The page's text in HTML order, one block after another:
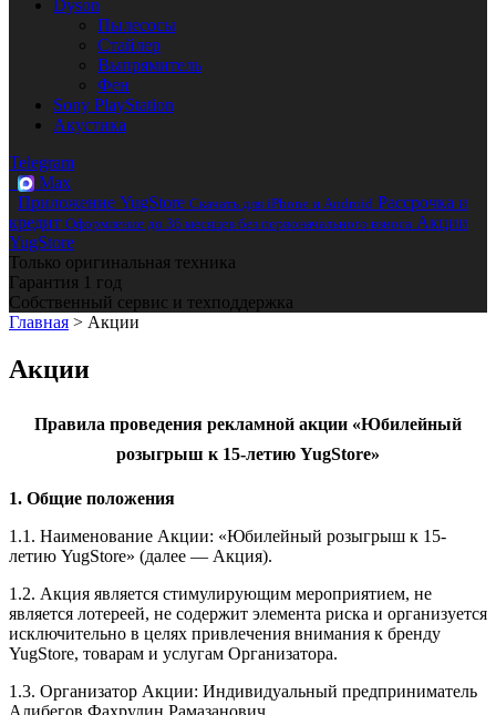
Dyson
Пылесосы
Стайлер
Выпрямитель
Фен
Sony PlayStation
Акустика
Telegram
Max
Приложение YugStore Скачать для iPhone и Android Рассрочка и
кредит Оформление до 36 месяцев без первоначального взноса Акции
YugStore
Только оригинальная техника
Гарантия 1 год
Собственный сервис и техподдержка
Главная > Акции
Акции
Правила проведения рекламной акции «Юбилейный
розыгрыш к 15-летию YugStore»
1. Общие положения
1.1. Наименование Акции: «Юбилейный розыгрыш к 15-
летию YugStore» (далее — Акция).
1.2. Акция является стимулирующим мероприятием, не
является лотереей, не содержит элемента риска и организуется
исключительно в целях привлечения внимания к бренду
YugStore, товарам и услугам Организатора.
1.3. Организатор Акции: Индивидуальный предприниматель
Алибегов Фахрудин Рамазанович